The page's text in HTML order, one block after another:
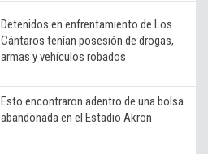
Detenidos en enfrentamiento de Los
Cántaros tenían posesión de drogas,
armas y vehículos robados
Esto encontraron adentro de una bolsa
abandonada en el Estadio Akron